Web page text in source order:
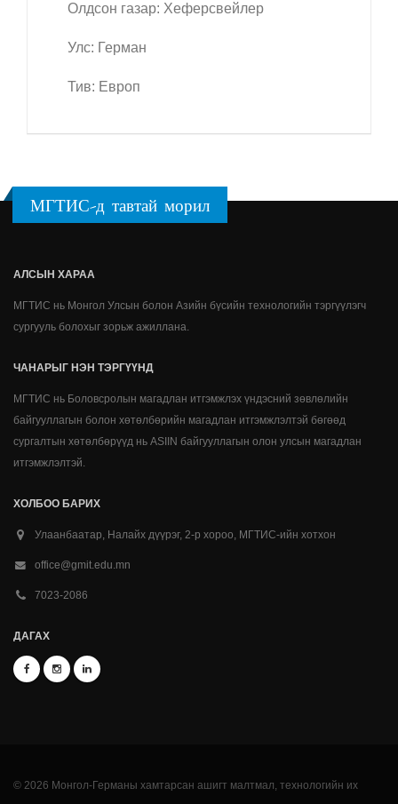
Олдсон газар: Хеферсвейлер
Улс: Герман
Тив: Европ
МГТИС-д тавтай морил
АЛСЫН ХАРАА
МГТИС нь Монгол Улсын болон Азийн бүсийн технологийн тэргүүлэгч
сургууль болохыг зорьж ажиллана.
ЧАНАРЫГ НЭН ТЭРГҮҮНД
МГТИС нь Боловсролын магадлан итгэмжлэх үндэсний зөвлөлийн
байгууллагын болон хөтөлбөрийн магадлан итгэмжлэлтэй бөгөөд
сургалтын хөтөлбөрүүд нь ASIIN байгууллагын олон улсын магадлан
итгэмжлэлтэй.
ХОЛБОО БАРИХ
Улаанбаатар, Налайх дүүрэг, 2-р хороо, МГТИС-ийн хотхон
office@gmit.edu.mn
7023-2086
ДАГАХ
© 2026 Монгол-Германы хамтарсан ашигт малтмал, технологийн их